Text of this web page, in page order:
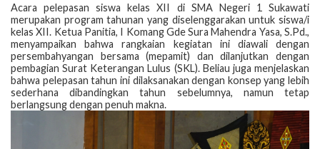
Acara pelepasan siswa kelas XII di SMA Negeri 1 Sukawati
merupakan program tahunan yang diselenggarakan untuk siswa/i
kelas XII. Ketua Panitia, I Komang Gde Sura Mahendra Yasa, S.Pd.,
menyampaikan bahwa rangkaian kegiatan ini diawali dengan
persembahyangan bersama (mepamit) dan dilanjutkan dengan
pembagian Surat Keterangan Lulus (SKL). Beliau juga menjelaskan
bahwa pelepasan tahun ini dilaksanakan dengan konsep yang lebih
sederhana dibandingkan tahun sebelumnya, namun tetap
berlangsung dengan penuh makna.